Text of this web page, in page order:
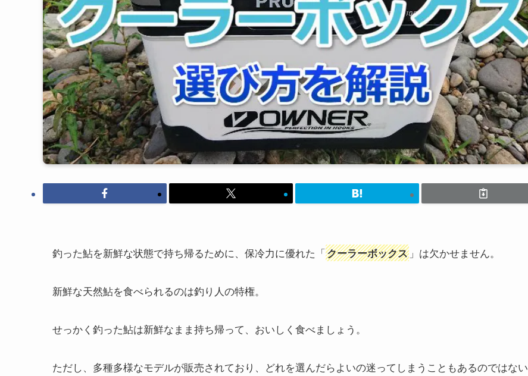
釣った鮎を新鮮な状態で持ち帰るために、保冷力に優れた「クーラーボックス 」は欠かせません。
新鮮な天然鮎を食べられるのは釣り人の特権。
せっかく釣った鮎は新鮮なまま持ち帰って、おいしく食べましょう。
ただし、多種多様なモデルが販売されており、どれを選んだらよいの迷ってしまうこともあるのではない